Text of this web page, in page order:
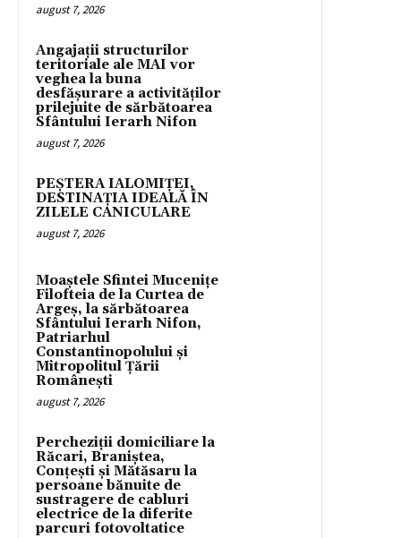
august 7, 2026
Angajații structurilor
teritoriale ale MAI vor
veghea la buna
desfășurare a activităților
prilejuite de sărbătoarea
Sfântului Ierarh Nifon
august 7, 2026
PEȘTERA IALOMIȚEI,
DESTINAȚIA IDEALĂ ÎN
ZILELE CANICULARE
august 7, 2026
Moaștele Sfintei Mucenițe
Filofteia de la Curtea de
Argeș, la sărbătoarea
Sfântului Ierarh Nifon,
Patriarhul
Constantinopolului și
Mitropolitul Țării
Românești
august 7, 2026
Percheziții domiciliare la
Răcari, Braniștea,
Conțești și Mătăsaru la
persoane bănuite de
sustragere de cabluri
electrice de la diferite
parcuri fotovoltatice